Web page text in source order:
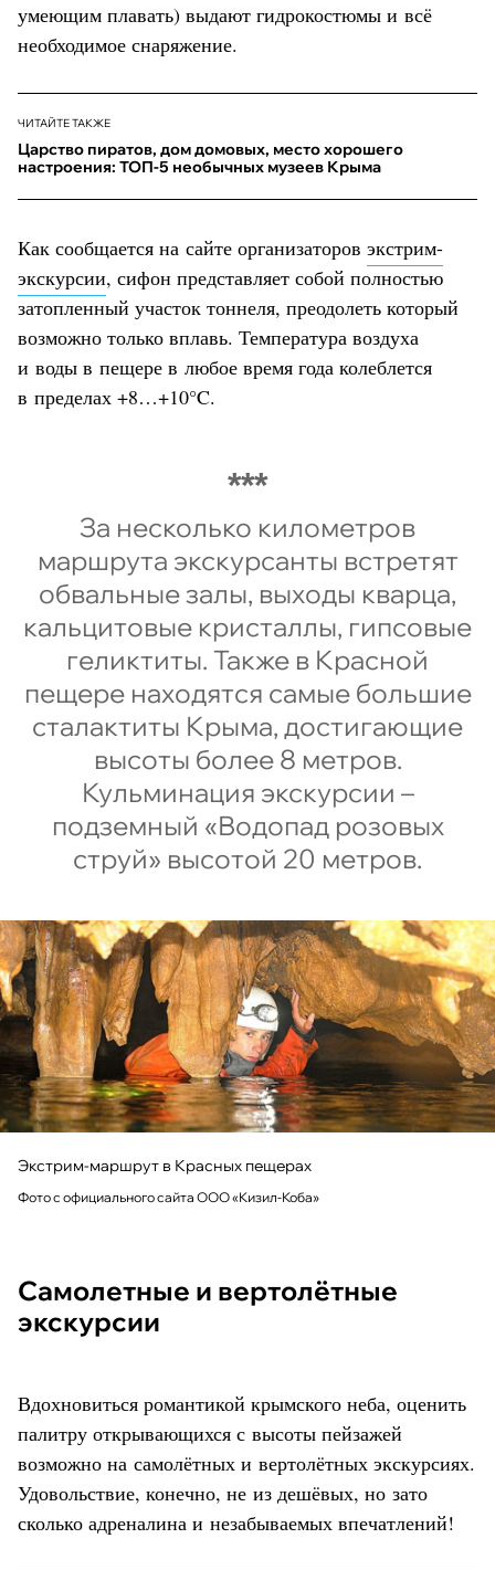
умеющим плавать) выдают гидрокостюмы и всё
необходимое снаряжение.
ЧИТАЙТЕ ТАКЖЕ
Царство пиратов, дом домовых, место хорошего
настроения: ТОП-5 необычных музеев Крыма
Как сообщается на сайте организаторов экстрим-
экскурсии, сифон представляет собой полностью
затопленный участок тоннеля, преодолеть который
возможно только вплавь. Температура воздуха
и воды в пещере в любое время года колеблется
в пределах +8…+10°C.
За несколько километров
маршрута экскурсанты встретят
обвальные залы, выходы кварца,
кальцитовые кристаллы, гипсовые
геликтиты. Также в Красной
пещере находятся самые большие
сталактиты Крыма, достигающие
высоты более 8 метров.
Кульминация экскурсии –
подземный «Водопад розовых
струй» высотой 20 метров.
Экстрим-маршрут в Красных пещерах
Фото с официального сайта ООО «Кизил-Коба»
Самолетные и вертолётные
экскурсии
Вдохновиться романтикой крымского неба, оценить
палитру открывающихся с высоты пейзажей
возможно на самолётных и вертолётных экскурсиях.
Удовольствие, конечно, не из дешёвых, но зато
сколько адреналина и незабываемых впечатлений!